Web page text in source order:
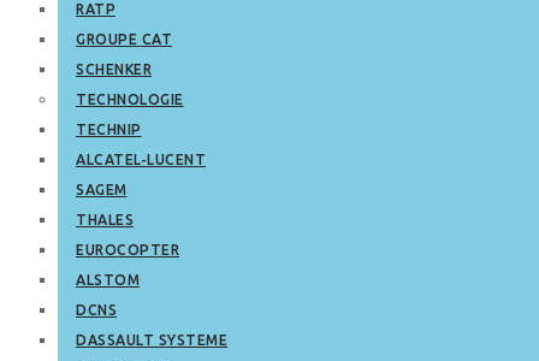
RATP
GROUPE CAT
SCHENKER
TECHNOLOGIE
TECHNIP
ALCATEL-LUCENT
SAGEM
THALES
EUROCOPTER
ALSTOM
DCNS
DASSAULT SYSTEME